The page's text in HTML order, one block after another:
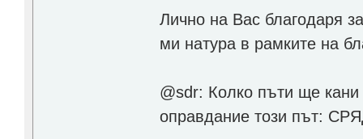
Лично на Вас благодаря
ми натура в рамките на
@sdr: Колко пъти ще
оправдание този път: